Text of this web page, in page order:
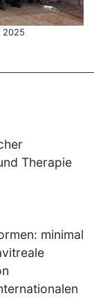
2025
Therapie
minimal